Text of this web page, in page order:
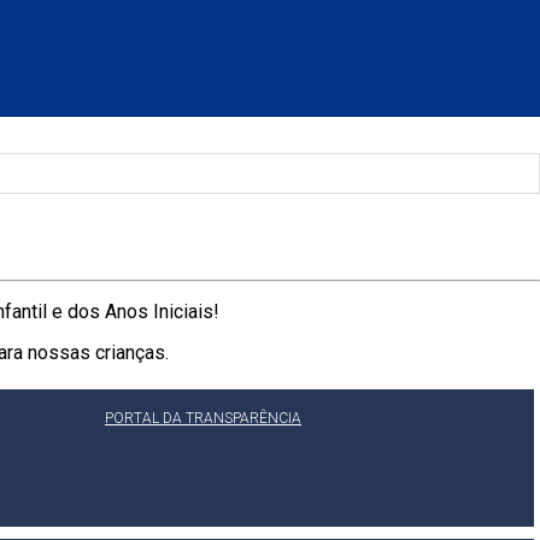
e dos Anos Iniciais!
nossas crianças.
PORTAL DA TRANSPARÊNCIA